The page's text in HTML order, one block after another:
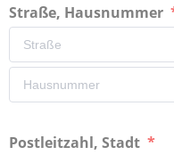
Straße, Hausnummer
Postleitzahl, Stadt